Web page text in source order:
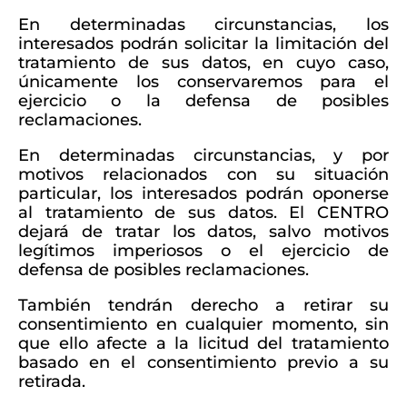
En determinadas circunstancias, los
interesados podrán solicitar la limitación del
tratamiento de sus datos, en cuyo caso,
únicamente los conservaremos para el
ejercicio o la defensa de posibles
reclamaciones.
En determinadas circunstancias, y por
motivos relacionados con su situación
particular, los interesados podrán oponerse
al tratamiento de sus datos. El CENTRO
dejará de tratar los datos, salvo motivos
legítimos imperiosos o el ejercicio de
defensa de posibles reclamaciones.
También tendrán derecho a retirar su
consentimiento en cualquier momento, sin
que ello afecte a la licitud del tratamiento
basado en el consentimiento previo a su
retirada.